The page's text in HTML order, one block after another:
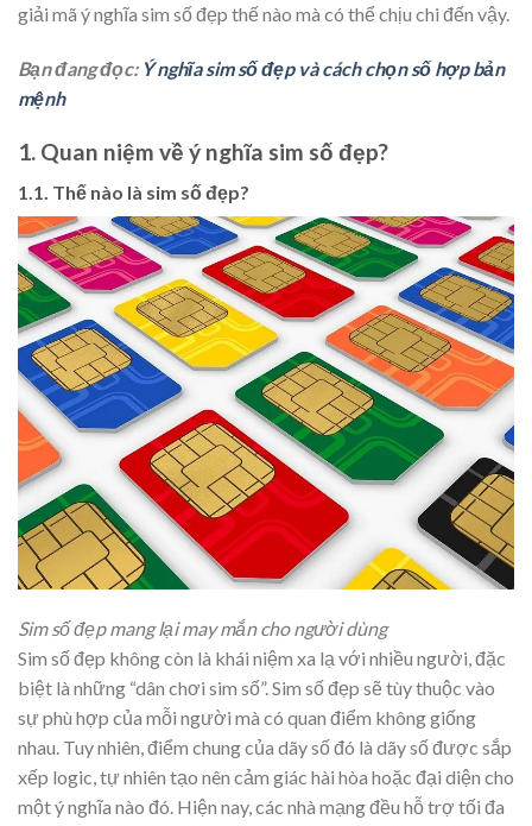
giải mã ý nghĩa sim số đẹp thế nào mà có thể chịu chi đến vậy.
Bạn đang đọc: Ý nghĩa sim số đẹp và cách chọn số hợp bản
mệnh
1. Quan niệm về ý nghĩa sim số đẹp?
1.1. Thế nào là sim số đẹp?
Sim số đẹp mang lại may mắn cho người dùng
Sim số đẹp không còn là khái niệm xa lạ với nhiều người, đặc
biệt là những “dân chơi sim số”. Sim số đẹp sẽ tùy thuộc vào
sự phù hợp của mỗi người mà có quan điểm không giống
nhau. Tuy nhiên, điểm chung của dãy số đó là dãy số được sắp
xếp logic, tự nhiên tạo nên cảm giác hài hòa hoặc đại diện cho
một ý nghĩa nào đó. Hiện nay, các nhà mạng đều hỗ trợ tối đa